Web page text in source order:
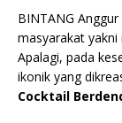
BINTANG
masyarakat
Apalagi, pada
ikonik yang
Cocktail